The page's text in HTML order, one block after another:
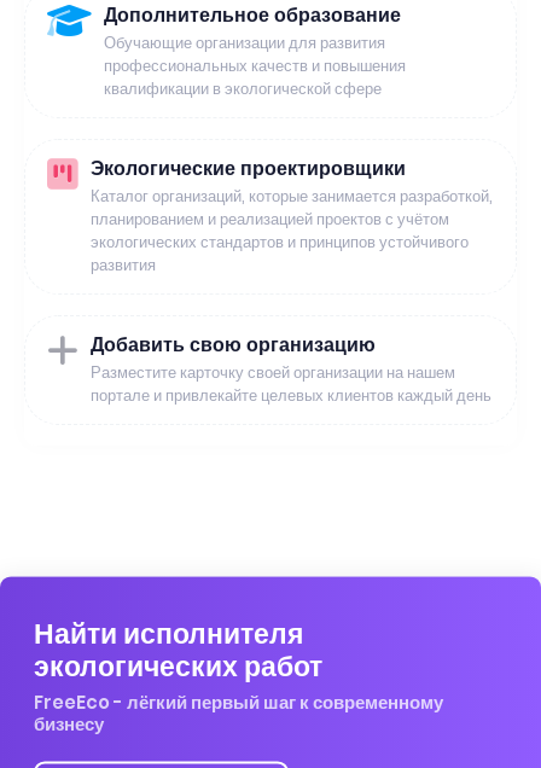
Дополнительное образование
Обучающие организации для развития
профессиональных качеств и повышения
квалификации в экологической сфере
Экологические проектировщики
Каталог организаций, которые занимается разработкой,
планированием и реализацией проектов с учётом
экологических стандартов и принципов устойчивого
развития
Добавить свою организацию
Разместите карточку своей организации на нашем
портале и привлекайте целевых клиентов каждый день
Найти исполнителя
экологических работ
FreeEco - лёгкий первый шаг к современному
бизнесу